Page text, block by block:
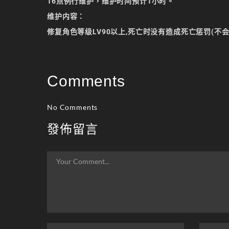
维护内容：
修复角色等级LV90以上,死亡时没有造成死亡惩罚(不
Comments
No Comments
發佈留言